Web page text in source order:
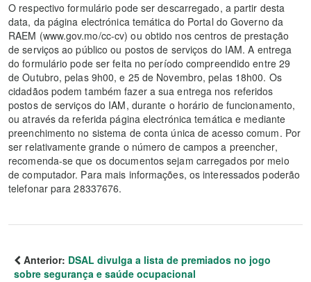
O respectivo formulário pode ser descarregado, a partir desta
data, da página electrónica temática do Portal do Governo da
RAEM (www.gov.mo/cc-cv) ou obtido nos centros de prestação
de serviços ao público ou postos de serviços do IAM. A entrega
do formulário pode ser feita no período compreendido entre 29
de Outubro, pelas 9h00, e 25 de Novembro, pelas 18h00. Os
cidadãos podem também fazer a sua entrega nos referidos
postos de serviços do IAM, durante o horário de funcionamento,
ou através da referida página electrónica temática e mediante
preenchimento no sistema de conta única de acesso comum. Por
ser relativamente grande o número de campos a preencher,
recomenda-se que os documentos sejam carregados por meio
de computador. Para mais informações, os interessados poderão
telefonar para 28337676.
Anterior: DSAL divulga a lista de premiados no jogo
sobre segurança e saúde ocupacional